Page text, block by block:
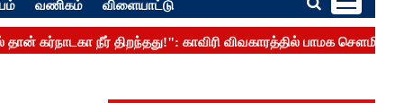
வணிகம் விளையாட்டு